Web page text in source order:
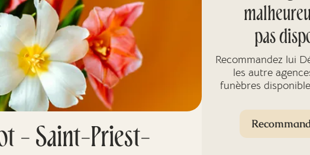
- Saint-Priest-
pas
Recommandez lui
les autre
funèbres